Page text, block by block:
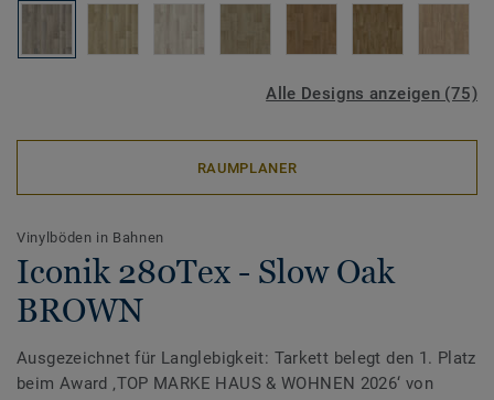
Alle Designs anzeigen (75)
RAUMPLANER
Vinylböden in Bahnen
Iconik 280Tex - Slow Oak
BROWN
Ausgezeichnet für Langlebigkeit: Tarkett belegt den 1. Platz
beim Award ‚TOP MARKE HAUS & WOHNEN 2026‘ von